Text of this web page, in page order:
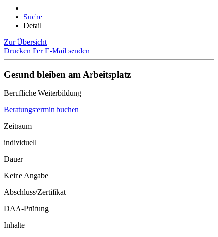
Suche
Detail
Zur Übersicht
Drucken Per E-Mail senden
Gesund bleiben am Arbeitsplatz
Berufliche Weiterbildung
Beratungstermin buchen
Zeitraum
individuell
Dauer
Keine Angabe
Abschluss/Zertifikat
DAA-Prüfung
Inhalte